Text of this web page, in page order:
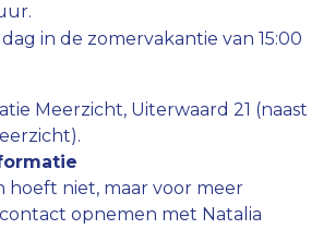
in de zomervakantie van 15:00
Meerzicht, Uiterwaard 21 (naast
hoeft niet, maar voor meer
opnemen met Natalia